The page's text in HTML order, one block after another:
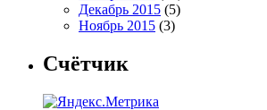
Декабрь 2015 (5)
Ноябрь 2015 (3)
Счётчик